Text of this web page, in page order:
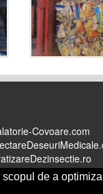
de a
Covoare.com